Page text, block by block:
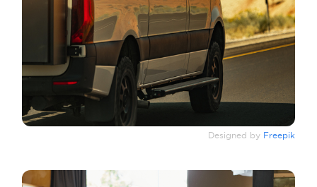
Designed by Freepik